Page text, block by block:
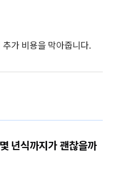
가 비용을 막아줍니다.
년식까지가 괜찮을까